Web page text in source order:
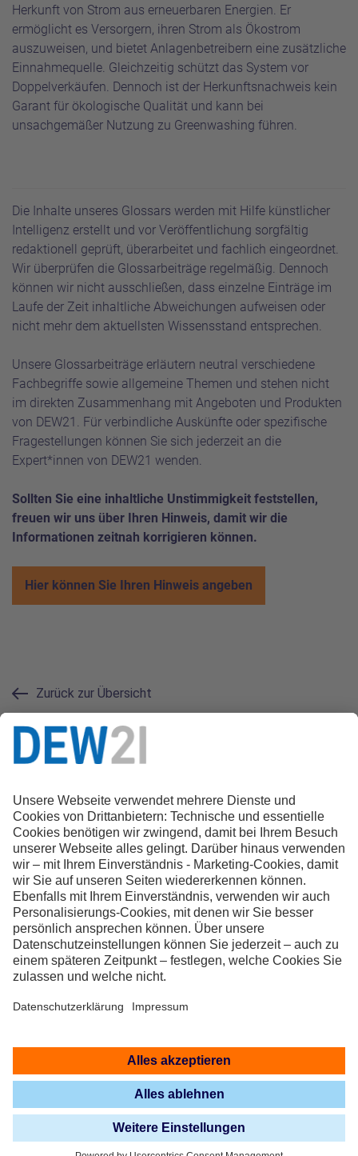
Herkunft von Strom aus erneuerbaren Energien. Er
ermöglicht es Versorgern, ihren Strom als Ökostrom
auszuweisen, und bietet Anlagenbetreibern eine zusätzliche
Einnahmequelle. Gleichzeitig schützt das System vor
Doppelverkäufen. Dennoch ist der Herkunftsnachweis kein
Garant für ökologische Qualität und kann bei
unsachgemäßer Nutzung zu Greenwashing führen.
Die Inhalte unseres Glossars werden mit Hilfe künstlicher
Intelligenz erstellt und vor Veröffentlichung sorgfältig
redaktionell geprüft, überarbeitet und fachlich eingeordnet.
Wir überprüfen die Glossarbeiträge regelmäßig. Dennoch
können wir nicht ausschließen, dass einzelne Einträge im
Laufe der Zeit inhaltliche Abweichungen aufweisen oder
nicht mehr dem aktuellsten Wissensstand entsprechen.
Unsere Glossarbeiträge erläutern neutral verschiedene
Fachbegriffe sowie allgemeine Themen und stehen nicht
im direkten Zusammenhang mit Angeboten und Produkten
von DEW21. Für verbindliche Auskünfte oder spezifische
Fragestellungen können Sie sich jederzeit an die
Expert*innen von DEW21 wenden.
Sollten Sie eine inhaltliche Unstimmigkeit feststellen,
freuen wir uns über Ihren Hinweis, damit wir die
Informationen zeitnah korrigieren können.
Hier können Sie Ihren Hinweis angeben
Zurück zur Übersicht
0231.22 22 21 21
magazin@dew21.de
Folgt uns auf Social Media
DEW21 · Dortmunder Energie- und Wasserversorgung GmbH ·
Günter-Samtlebe-Platz 1 · 44135 Dortmund
Impressum|Datenschutz|Datenschutz-Einstellungen|Zurück zu
DEW21
Sitemap